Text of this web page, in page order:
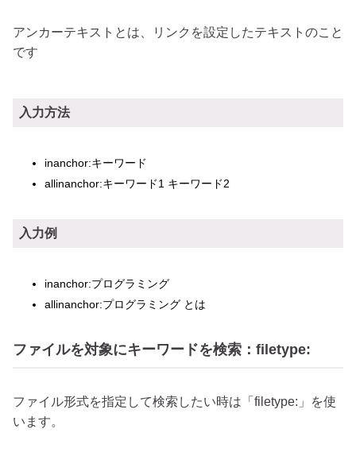
アンカーテキストとは、リンクを設定したテキストのこと
です
入力方法
inanchor:キーワード
allinanchor:キーワード1 キーワード2
入力例
inanchor:プログラミング
allinanchor:プログラミング とは
ファイルを対象にキーワードを検索：filetype:
ファイル形式を指定して検索したい時は「filetype:」を使
います。